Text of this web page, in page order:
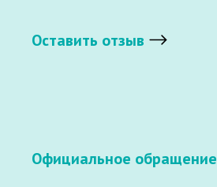
Оставить отзыв
Официальное обращение